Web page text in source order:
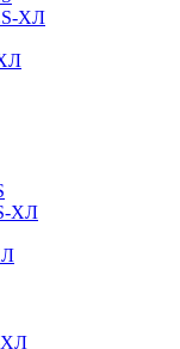
ХЛ
ХЛ
ХЛ